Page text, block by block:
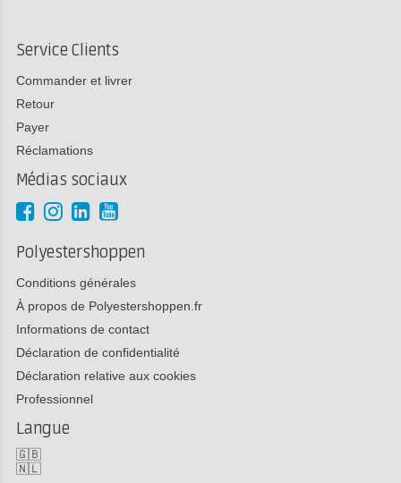
Service Clients
Commander et livrer
Retour
Payer
Réclamations
Médias sociaux
Polyestershoppen
Conditions générales
À propos de Polyestershoppen.fr
Informations de contact
Déclaration de confidentialité
Déclaration relative aux cookies
Professionnel
Langue
🇬🇧
🇳🇱